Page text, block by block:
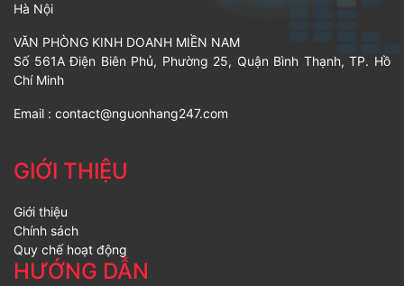
Hà Nội
VĂN PHÒNG KINH DOANH MIỀN NAM
Số 561A Điện Biên Phủ, Phường 25, Quận Bình Thạnh, TP. Hồ
Chí Minh
Email : contact@nguonhang247.com
GIỚI THIỆU
Giới thiệu
Chính sách
Quy chế hoạt động
HƯỚNG DẪN